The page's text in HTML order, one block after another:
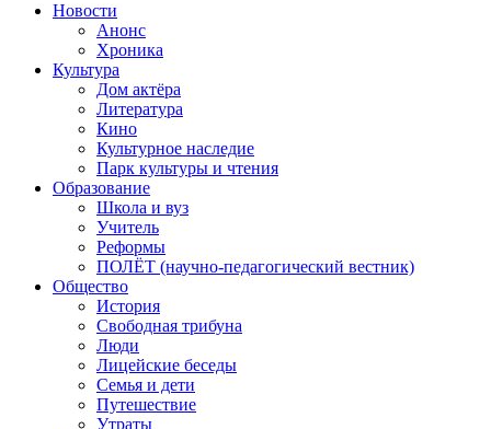
Новости
Анонс
Хроника
Культура
Дом актёра
Литература
Кино
Культурное наследие
Парк культуры и чтения
Образование
Школа и вуз
Учитель
Реформы
ПОЛЁТ (научно-педагогический вестник)
Общество
История
Свободная трибуна
Люди
Лицейские беседы
Семья и дети
Путешествие
Утраты